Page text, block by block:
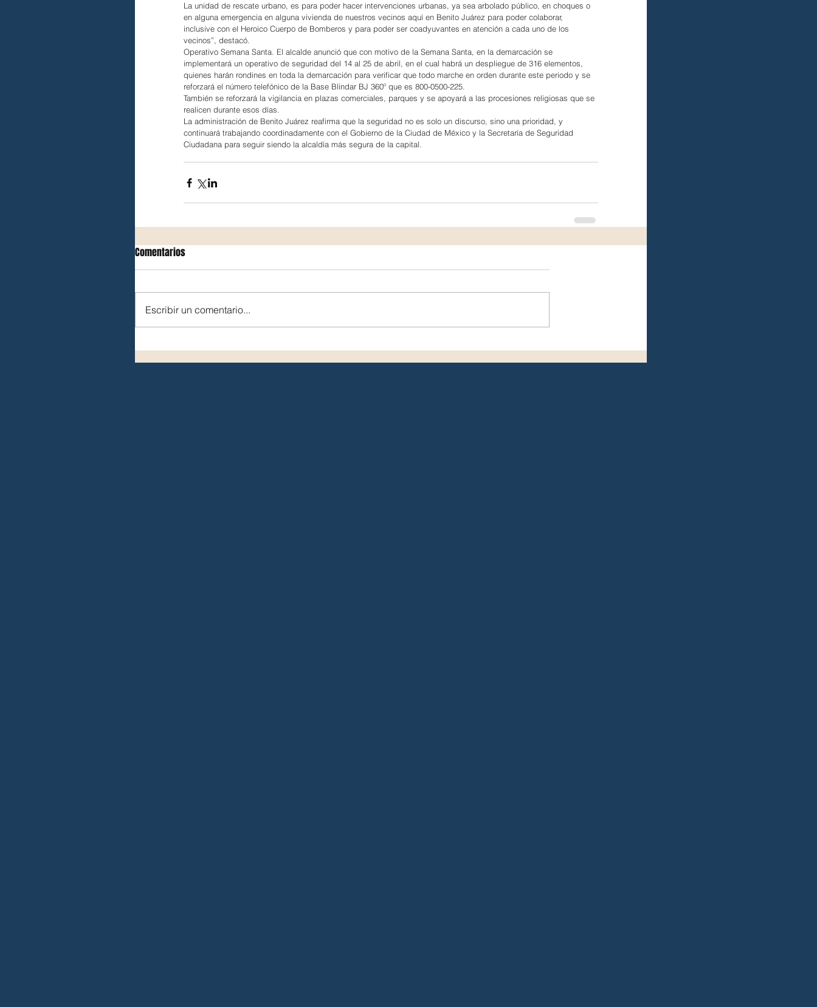
La unidad de rescate urbano, es para poder hacer intervenciones urbanas, ya sea arbolado público, en choques o
en alguna emergencia en alguna vivienda de nuestros vecinos aquí en Benito Juárez para poder colaborar,
inclusive con el Heroico Cuerpo de Bomberos y para poder ser coadyuvantes en atención a cada uno de los
vecinos”, destacó.
Operativo Semana Santa. El alcalde anunció que con motivo de la Semana Santa, en la demarcación se
implementará un operativo de seguridad del 14 al 25 de abril, en el cual habrá un despliegue de 316 elementos,
quienes harán rondines en toda la demarcación para verificar que todo marche en orden durante este periodo y se
reforzará el número telefónico de la Base Blindar BJ 360º que es 800-0500-225.
También se reforzará la vigilancia en plazas comerciales, parques y se apoyará a las procesiones religiosas que se
realicen durante esos días.
La administración de Benito Juárez reafirma que la seguridad no es solo un discurso, sino una prioridad, y
continuará trabajando coordinadamente con el Gobierno de la Ciudad de México y la Secretaría de Seguridad
Ciudadana para seguir siendo la alcaldía más segura de la capital.
Comentarios
Escribir un comentario...